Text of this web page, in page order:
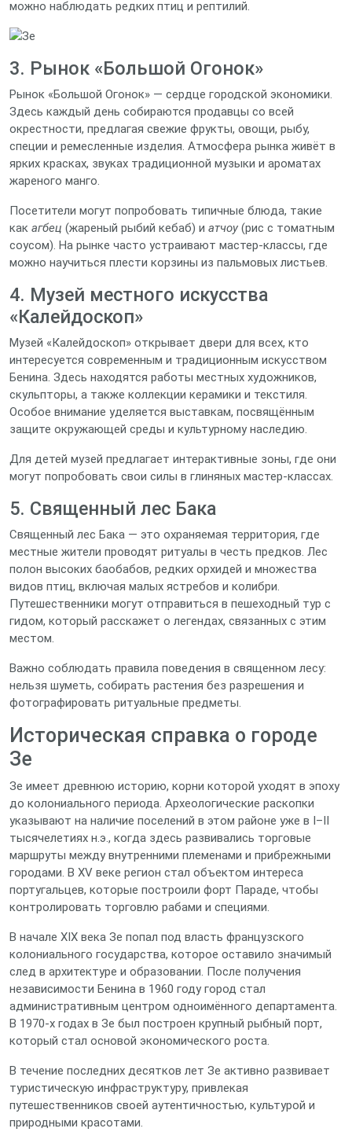
можно наблюдать редких птиц и рептилий.
3. Рынок «Большой Огонок»
Рынок «Большой Огонок» — сердце городской экономики.
Здесь каждый день собираются продавцы со всей
окрестности, предлагая свежие фрукты, овощи, рыбу,
специи и ремесленные изделия. Атмосфера рынка живёт в
ярких красках, звуках традиционной музыки и ароматах
жареного манго.
Посетители могут попробовать типичные блюда, такие
как агбец (жареный рыбий кебаб) и атчоу (рис с томатным
соусом). На рынке часто устраивают мастер‑классы, где
можно научиться плести корзины из пальмовых листьев.
4. Музей местного искусства
«Калейдоскоп»
Музей «Калейдоскоп» открывает двери для всех, кто
интересуется современным и традиционным искусством
Бенина. Здесь находятся работы местных художников,
скульпторы, а также коллекции керамики и текстиля.
Особое внимание уделяется выставкам, посвящённым
защите окружающей среды и культурному наследию.
Для детей музей предлагает интерактивные зоны, где они
могут попробовать свои силы в глиняных мастер‑классах.
5. Священный лес Бака
Священный лес Бака — это охраняемая территория, где
местные жители проводят ритуалы в честь предков. Лес
полон высоких баобабов, редких орхидей и множества
видов птиц, включая малых ястребов и колибри.
Путешественники могут отправиться в пешеходный тур с
гидом, который расскажет о легендах, связанных с этим
местом.
Важно соблюдать правила поведения в священном лесу:
нельзя шуметь, собирать растения без разрешения и
фотографировать ритуальные предметы.
Историческая справка о городе
Зе
Зе имеет древнюю историю, корни которой уходят в эпоху
до колониального периода. Археологические раскопки
указывают на наличие поселений в этом районе уже в I–II
тысячелетиях н.э., когда здесь развивались торговые
маршруты между внутренними племенами и прибрежными
городами. В XV веке регион стал объектом интереса
португальцев, которые построили форт Параде, чтобы
контролировать торговлю рабами и специями.
В начале XIX века Зе попал под власть французского
колониального государства, которое оставило значимый
след в архитектуре и образовании. После получения
независимости Бенина в 1960 году город стал
административным центром одноимённого департамента.
В 1970‑х годах в Зе был построен крупный рыбный порт,
который стал основой экономического роста.
В течение последних десятков лет Зе активно развивает
туристическую инфраструктуру, привлекая
путешественников своей аутентичностью, культурой и
природными красотами.